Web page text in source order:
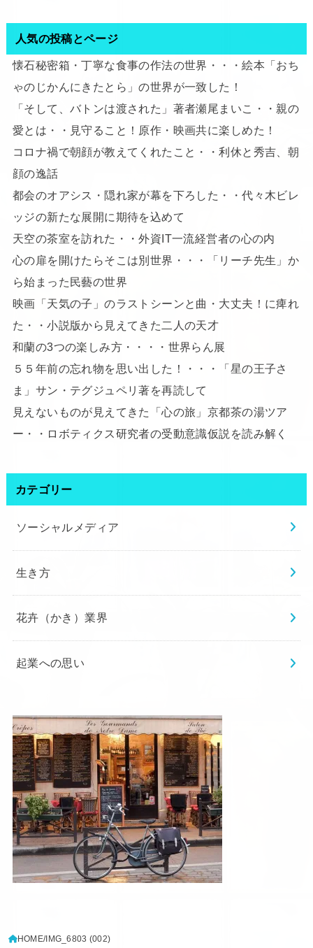
人気の投稿とページ
懐石秘密箱・丁寧な食事の作法の世界・・・絵本「おち
ゃのじかんにきたとら」の世界が一致した！
「そして、バトンは渡された」著者瀬尾まいこ・・親の
愛とは・・見守ること！原作・映画共に楽しめた！
コロナ禍で朝顔が教えてくれたこと・・利休と秀吉、朝
顔の逸話
都会のオアシス・隠れ家が幕を下ろした・・代々木ビレ
ッジの新たな展開に期待を込めて
天空の茶室を訪れた・・外資IT一流経営者の心の内
心の扉を開けたらそこは別世界・・・「リーチ先生」か
ら始まった民藝の世界
映画「天気の子」のラストシーンと曲・大丈夫！に痺れ
た・・小説版から見えてきた二人の天才
和蘭の3つの楽しみ方・・・・世界らん展
５５年前の忘れ物を思い出した！・・・「星の王子さ
ま」サン・テグジュペリ著を再読して
見えないものが見えてきた「心の旅」京都茶の湯ツア
ー・・ロボティクス研究者の受動意識仮説を読み解く
カテゴリー
ソーシャルメディア
生き方
花卉（かき）業界
起業への思い
HOME IMG_6803 (002)